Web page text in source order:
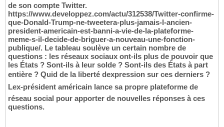
de son compte Twitter.
https://www.developpez.com/actu/312538/Twitter-confirme-
que-Donald-Trump-ne-tweetera-plus-jamais-l-ancien-
president-americain-est-banni-a-vie-de-la-plateforme-
meme-s-il-decide-de-briguer-a-nouveau-une-fonction-
publique/. Le tableau soulève un certain nombre de
questions : les réseaux sociaux ont-ils plus de pouvoir que
les États ? Sont-ils à leur solde ? Sont-ils des États à part
entière ? Quid de la liberté dexpression sur ces derniers ?
Lex-président américain lance sa propre plateforme de
réseau social pour apporter de nouvelles réponses à ces
questions.